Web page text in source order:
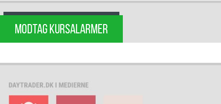
MODTAG KURSALARMER